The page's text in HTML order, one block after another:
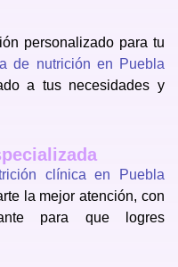
personalizado para tu
de nutrición en Puebla
a tus necesidades y
clínica en Puebla
la mejor atención, con
para que logres